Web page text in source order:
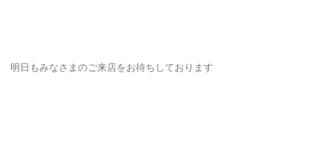
明日もみなさまのご来店をお待ちしております